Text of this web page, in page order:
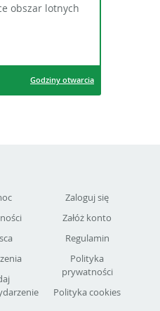
obszar lotnych
Godziny otwarcia
Zaloguj się
Załóż konto
Regulamin
Polityka
prywatności
Polityka cookies